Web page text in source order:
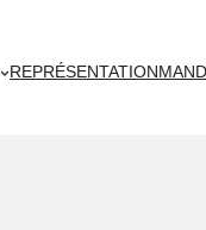
REPRÉSENTATION